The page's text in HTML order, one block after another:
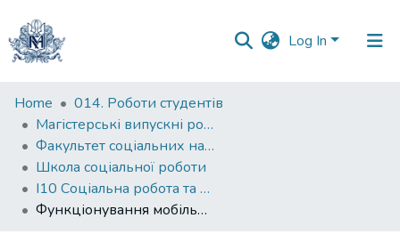
Log In
Communities
&
Collections
All of DSpace
Home
014. Роботи студентів
Магістерські випускні роботи
Факультет соціальних наук і соціальних технологій
Школа соціальної роботи
І10 Соціальна робота та консультування
Функціонування мобільних бригад соціально-психологічної допомоги в Україні